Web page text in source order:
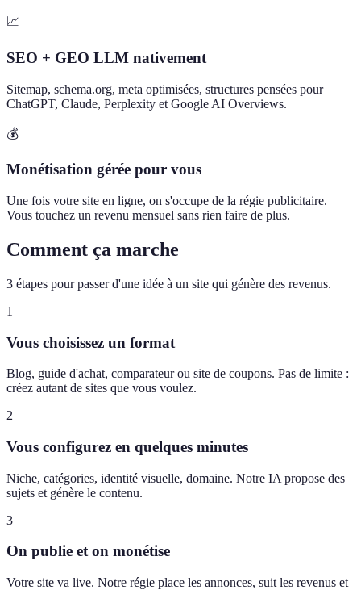
📈
SEO + GEO LLM nativement
Sitemap, schema.org, meta optimisées, structures pensées pour
ChatGPT, Claude, Perplexity et Google AI Overviews.
💰
Monétisation gérée pour vous
Une fois votre site en ligne, on s'occupe de la régie publicitaire.
Vous touchez un revenu mensuel sans rien faire de plus.
Comment ça marche
3 étapes pour passer d'une idée à un site qui génère des revenus.
1
Vous choisissez un format
Blog, guide d'achat, comparateur ou site de coupons. Pas de limite :
créez autant de sites que vous voulez.
2
Vous configurez en quelques minutes
Niche, catégories, identité visuelle, domaine. Notre IA propose des
sujets et génère le contenu.
3
On publie et on monétise
Votre site va live. Notre régie place les annonces, suit les revenus et